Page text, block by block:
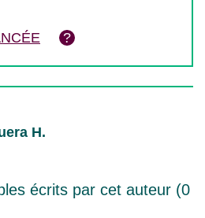
H.
écrits par cet auteur (0